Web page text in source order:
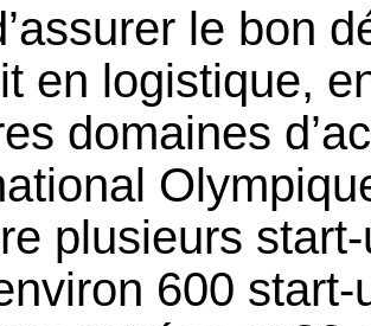
le bon
en logistique,
domaines
plusieurs
600